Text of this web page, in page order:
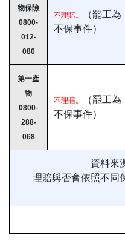
物保險
0800-
012-
080
不理賠。
（罷工為
不保事件）
第一產
物
0800-
288-
068
不理賠。
（罷工為
不保事件）
資料來
理賠與否會依照不同